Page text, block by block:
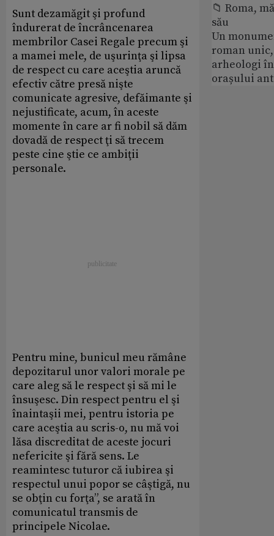
Sunt dezamăgit şi profund
îndurerat de încrâncenarea
membrilor Casei Regale precum şi
a mamei mele, de uşurinţa şi lipsa
de respect cu care aceştia aruncă
efectiv către presă nişte
comunicate agresive, defăimante şi
nejustificate, acum, în aceste
momente în care ar fi nobil să dăm
dovadă de respect ţi să trecem
peste cine ştie ce ambiţii
personale.
Pentru mine, bunicul meu rămâne
depozitarul unor valori morale pe
care aleg să le respect şi să mi le
însuşesc. Din respect pentru el şi
înaintaşii mei, pentru istoria pe
care aceştia au scris-o, nu mă voi
lăsa discreditat de aceste jocuri
nefericite şi fără sens. Le
reamintesc tuturor că iubirea şi
respectul unui popor se câştigă, nu
se obţin cu forţa”, se arată în
comunicatul transmis de
principele Nicolae.
📁 Roma,
său
Un
roman
arheologi
orașului